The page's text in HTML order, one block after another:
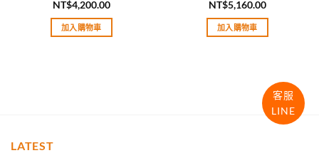
評分5.00
滿分 5
NT$4,200.00
加入購物車
評分5.00
滿分 5
NT$5,160.00
加入購物車
LATEST
客服
LINE